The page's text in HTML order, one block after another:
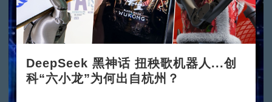
DeepSeek 黑神话 扭秧歌机器人...创
科“六小龙”为何出自杭州？